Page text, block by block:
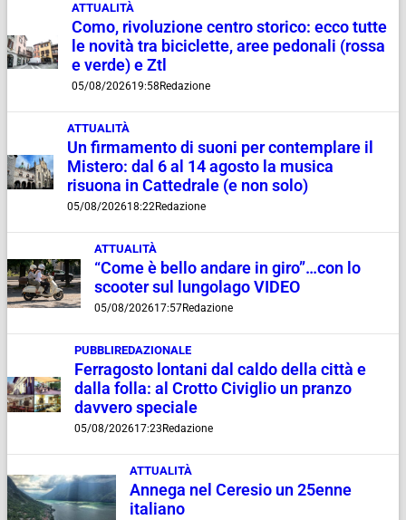
ATTUALITÀ
Como, rivoluzione centro storico: ecco tutte
le novità tra biciclette, aree pedonali (rossa
e verde) e Ztl
05/08/202619:58 Redazione
ATTUALITÀ
Un firmamento di suoni per contemplare il
Mistero: dal 6 al 14 agosto la musica
risuona in Cattedrale (e non solo)
05/08/202618:22Redazione
ATTUALITÀ
“Come è bello andare in giro”…con lo
scooter sul lungolago VIDEO
05/08/202617:57Redazione
PUBBLIREDAZIONALE
Ferragosto lontani dal caldo della città e
dalla folla: al Crotto Civiglio un pranzo
davvero speciale
05/08/202617:23 Redazione
ATTUALITÀ
Annega nel Ceresio un 25enne
italiano